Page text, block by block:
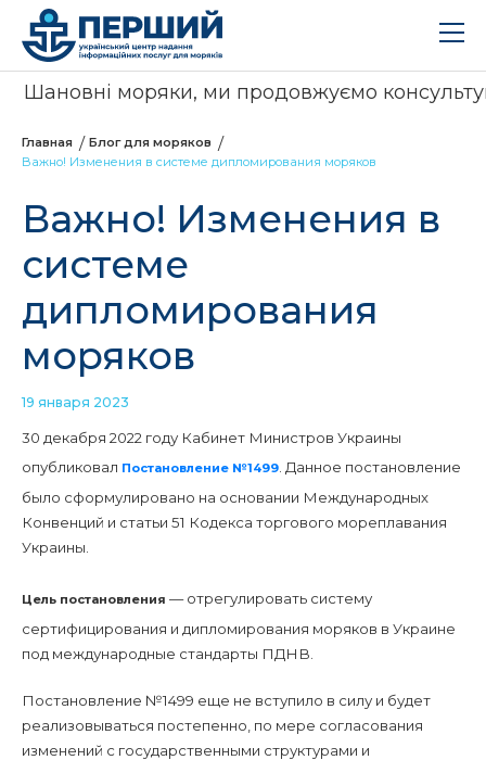
Шановні моряки, ми продовжуємо
Главная
Блог для моряков
Важно! Изменения в системе дипломирования моряков
Важно! Изменения в
системе
дипломирования
моряков
19 января 2023
30 декабря 2022 году Кабинет Министров Украины
опубликовал Постановление №1499 . Данное постановление
было сформулировано на основании Международных
Конвенций и статьи 51 Кодекса торгового мореплавания
Украины.
Цель постановления — отрегулировать систему
сертифицирования и дипломирования моряков в Украине
под международные стандарты ПДНВ.
Постановление №1499 еще не вступило в силу и будет
реализовываться постепенно, по мере согласования
изменений с государственными структурами и